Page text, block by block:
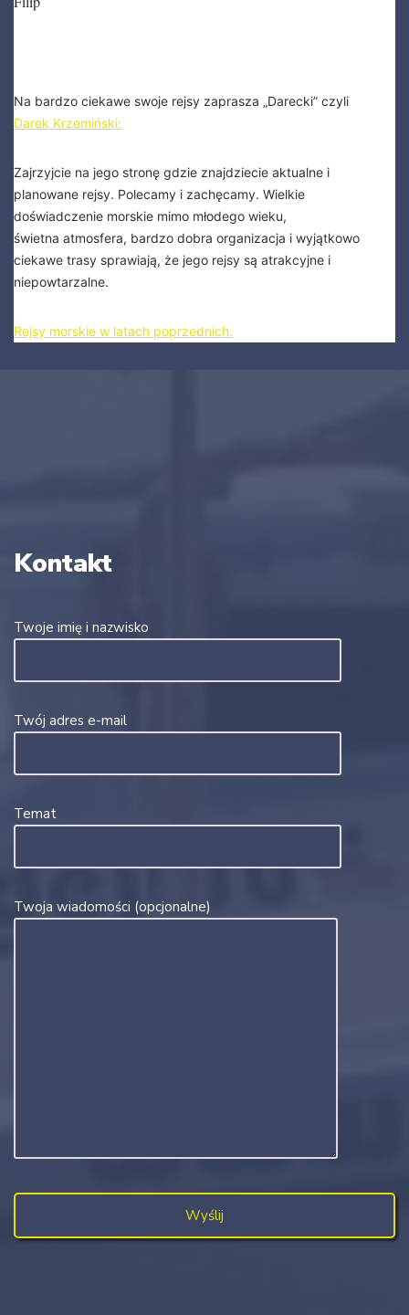
Na bardzo ciekawe swoje rejsy zaprasza „Darecki” czyli
Darek Krzemiński:
Zajrzyjcie na jego stronę gdzie znajdziecie aktualne i
planowane rejsy. Polecamy i zachęcamy. Wielkie
doświadczenie morskie mimo młodego wieku,
świetna atmosfera, bardzo dobra organizacja i wyjątkowo
ciekawe trasy sprawiają, że jego rejsy są atrakcyjne i
niepowtarzalne.
Rejsy morskie w latach poprzednich.
Kontakt
Twoje imię i nazwisko
Twój adres e-mail
Temat
Twoja wiadomości (opcjonalne)